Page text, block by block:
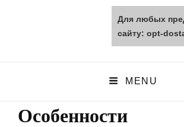
opt-
MENU
Особенности
Для любых
сайту: opt-